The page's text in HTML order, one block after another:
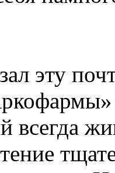
эту
всегда